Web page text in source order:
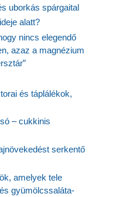
uborkás spárgaital
alatt?
nincs elegendő
azaz a magnézium
és táplálékok,
– cukkinis
serkentő
amelyek tele
gyümölcssaláta-